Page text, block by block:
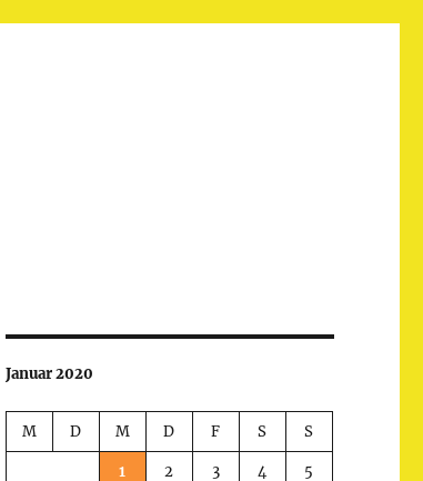
Januar 2020
M D M D F S S
1 2 3 4 5